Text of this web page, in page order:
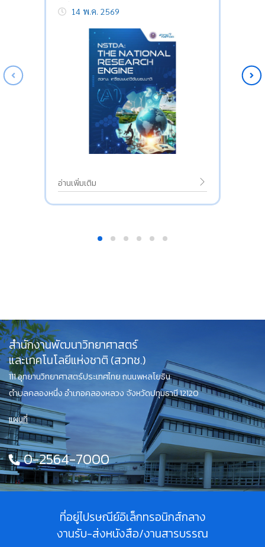
วิจัยแห่งชาติ
14 พ.ค. 2569
อ่านเพิ่มเติม
สำนักงานพัฒนาวิทยาศาสตร์
และเทคโนโลยีแห่งชาติ (สวทช.)
111 อุทยานวิทยาศาสตร์ประเทศไทย ถนนพหลโยธิน
ตำบลคลองหนึ่ง อำเภอคลองหลวง จังหวัดปทุมธานี 12120
แผนที่
0-2564-7000
ที่อยู่ไปรษณีย์อิเล็กทรอนิกส์กลาง
งานรับ-ส่งหนังสือ/งานสารบรรณ